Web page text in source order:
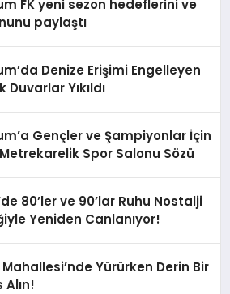
FK yeni sezon hedeflerini ve
paylaştı
Denize Erişimi Engelleyen
Duvarlar Yıkıldı
Gençler ve Şampiyonlar İçin
Spor Salonu Sözü
80’ler ve 90’lar Ruhu Nostalji
Yeniden Canlanıyor!
Mahallesi’nde Yürürken Derin Bir
Alın!